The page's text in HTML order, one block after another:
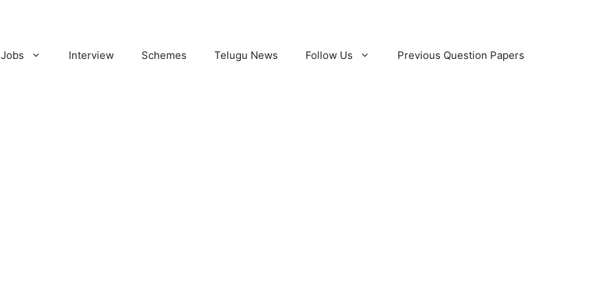
Jobs Interview Schemes Telugu News Follow Us Previous Question Papers